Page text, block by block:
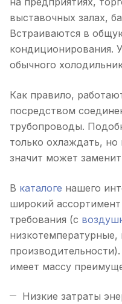
выставочных залах,
Встраиваются в
кондиционирования.
обычного
Как правило,
посредством
трубопроводы.
только охлаждать, но
значит может
В каталоге нашего
широкий
требования (с
имеет массу
Низкие затраты